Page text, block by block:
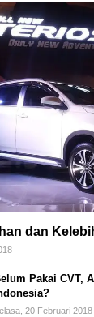
dan
Pakai CVT,
20 Februari 2018